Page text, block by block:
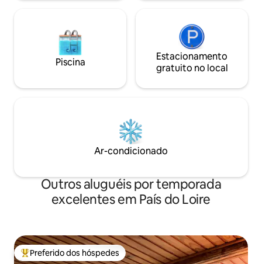
Piscina
Estacionamento
gratuito no local
Ar-condicionado
Outros aluguéis por temporada
excelentes em País do Loire
Entre os melhores preferidos dos hóspedes
Preferido dos hóspedes